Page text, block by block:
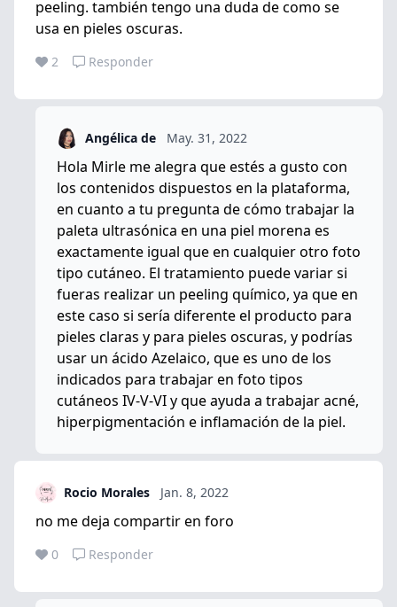
peeling. también tengo una duda de como se
usa en pieles oscuras.
2 Responder
Angélica de May. 31, 2022
Hola Mirle me alegra que estés a gusto con
los contenidos dispuestos en la plataforma,
en cuanto a tu pregunta de cómo trabajar la
paleta ultrasónica en una piel morena es
exactamente igual que en cualquier otro foto
tipo cutáneo. El tratamiento puede variar si
fueras realizar un peeling químico, ya que en
este caso si sería diferente el producto para
pieles claras y para pieles oscuras, y podrías
usar un ácido Azelaico, que es uno de los
indicados para trabajar en foto tipos
cutáneos IV-V-VI y que ayuda a trabajar acné,
hiperpigmentación e inflamación de la piel.
Rocio Morales Jan. 8, 2022
no me deja compartir en foro
0 Responder